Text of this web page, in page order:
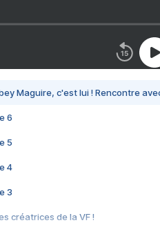
Maguire, c'est lui ! Rencontre
6
5
4
3
créatrices de la VF !